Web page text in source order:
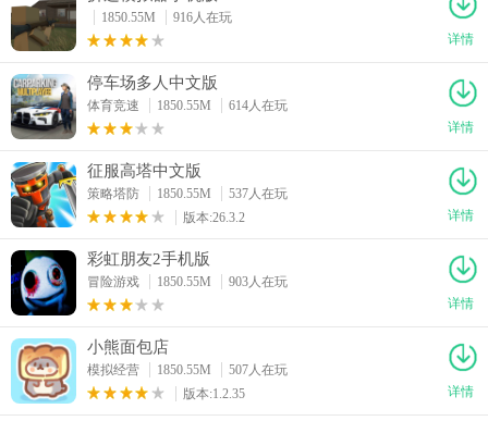
1850.55M
916人在玩
详情
停车场多人中文版
体育竞速 1850.55M
614人在玩
详情
征服高塔中文版
策略塔防 1850.55M
537人在玩
版本:26.3.2
详情
彩虹朋友2手机版
冒险游戏 1850.55M
903人在玩
详情
小熊面包店
模拟经营 1850.55M
507人在玩
版本:1.2.35
详情